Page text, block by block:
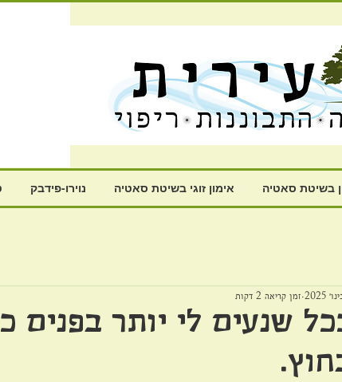
נוירו-פידבק אימון זוגי בשיטת סאטיה בשיטת סאטיה
שנעים לי יותר בפנים
זמן קריאה 2 דקות